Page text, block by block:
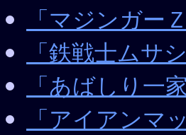
「マジンガー
「鉄戦士ムサ
「あばしり一
「アイアンマ